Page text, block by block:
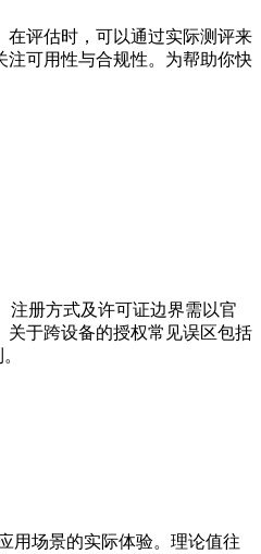
在评估时，可以通过实际测评来
注可用性与合规性。为帮助你快
注册方式及许可证边界需以官
关于跨设备的授权常见误区包括
用场景的实际体验。理论值往